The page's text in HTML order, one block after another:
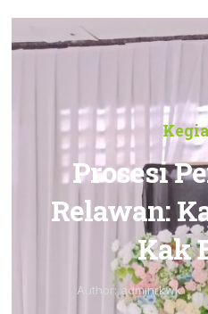
Prosesi
Relawan:
Kak
Author: adminrkwk